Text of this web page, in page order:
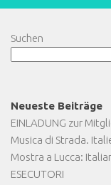
Suchen
Neueste Beiträge
EINLADUNG zur
Musica di Strada.
Mostra a Lucca:
ESECUTORI